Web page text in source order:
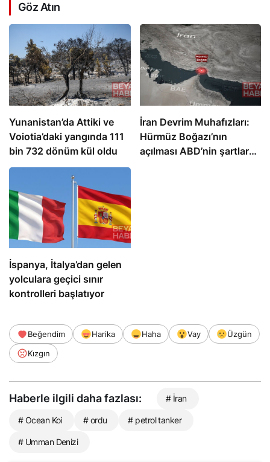
Göz Atın
Yunanistan’da Attiki ve
Voiotia’daki yangında 111
bin 732 dönüm kül oldu
İran Devrim Muhafızları:
Hürmüz Boğazı’nın
açılması ABD’nin şartlara
İspanya, İtalya’dan gelen
yolculara geçici sınır
kontrolleri başlatıyor
Beğendim Harika Haha Vay
Üzgün
Kızgın
Haberle ilgili daha fazlası: # İran
# Ocean Koi # ordu # petrol tanker
# Umman Denizi